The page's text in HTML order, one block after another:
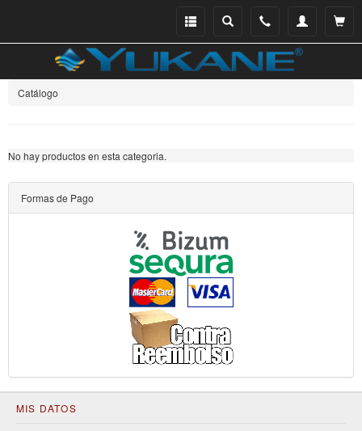
Ver
Mi
Teléfono
Buscar
Menu
Catálogo
No hay productos en esta categoria.
Formas de Pago
MIS DATOS